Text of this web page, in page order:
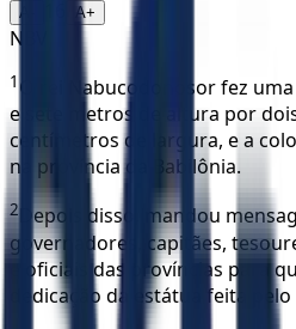
A- A+
NBV
1 O rei Nabucodonosor fez
e sete metros de altura por
centímetros de largura, e a
na província da Babilônia.
2
Depois disso, mandou
governadores, capitães,
e oficiais das províncias para
dedicação da estátua feita pelo